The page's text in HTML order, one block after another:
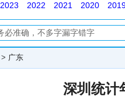
2023 2022 2021 2020
> 广东
深圳统计